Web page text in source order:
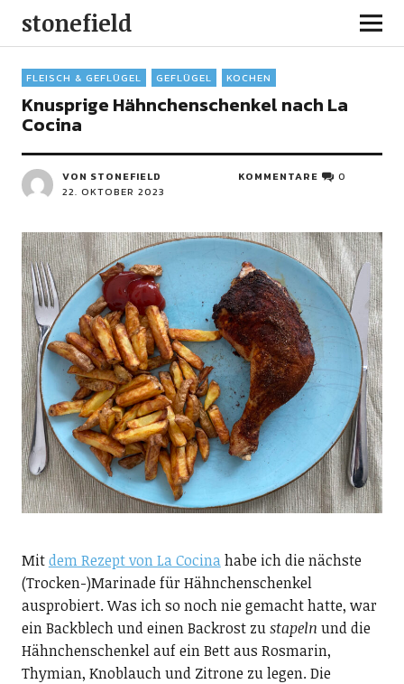
stonefield
FLEISCH & GEFLÜGEL GEFLÜGEL KOCHEN
Knusprige Hähnchenschenkel nach La
Cocina
VON STONEFIELD
22. OKTOBER 2023
KOMMENTARE 0
Mitdem Rezept von La Cocinahabe ich die nächste
(Trocken-)Marinade für Hähnchenschenkel
ausprobiert. Was ich so noch nie gemacht hatte, war
ein Backblech und einen Backrost zustapeln und die
Hähnchenschenkel auf ein Bett aus Rosmarin,
Thymian, Knoblauch und Zitrone zu legen. Die